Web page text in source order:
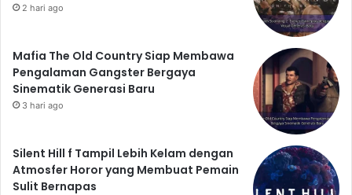
2 hari ago
Mafia The Old Country Siap Membawa
Pengalaman Gangster Bergaya
Sinematik Generasi Baru
3 hari ago
Silent Hill f Tampil Lebih Kelam dengan
Atmosfer Horor yang Membuat Pemain
Sulit Bernapas